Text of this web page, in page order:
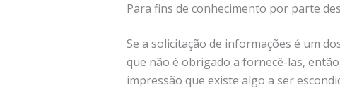
Para fins de conhecimento por parte
Se a solicitação de informações é um
que não é obrigado a fornecê-las,
impressão que existe algo a ser